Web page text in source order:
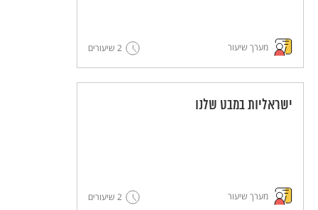
מערך שיעור 2 שיעורים
ישראליות במבט שלנו
מערך שיעור 2 שיעורים